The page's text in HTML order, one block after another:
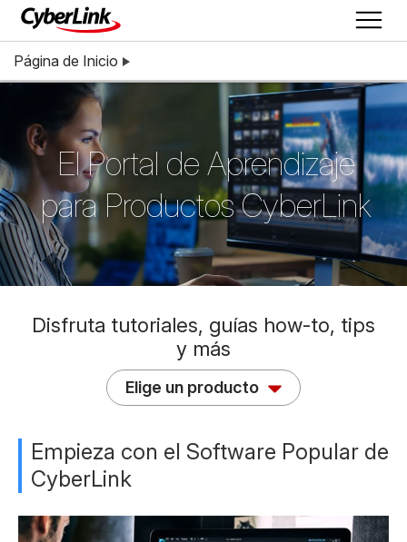
Página de Inicio
El Portal de Aprendizaje
para Productos CyberLink
Disfruta tutoriales, guías how-to, tips
y más
Elige un producto
Empieza con el Software Popular de
CyberLink